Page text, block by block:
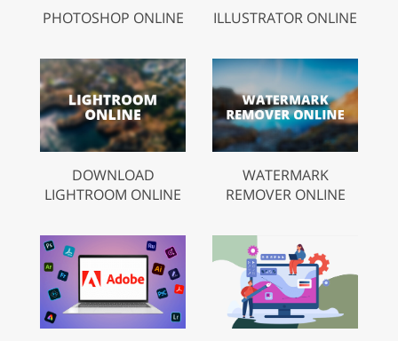
PHOTOSHOP ONLINE ILLUSTRATOR ONLINE
DOWNLOAD
LIGHTROOM ONLINE
WATERMARK
REMOVER ONLINE